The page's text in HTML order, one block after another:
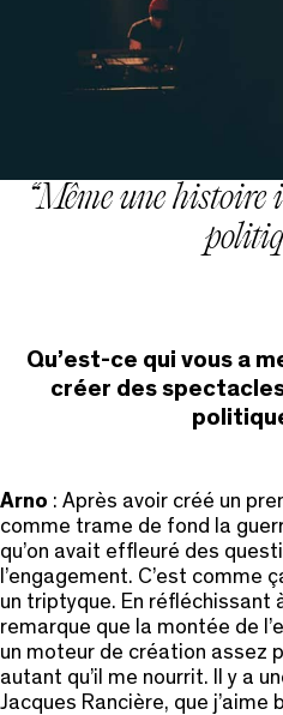
Même une histoire
Qu’est-ce qui vous a
créer des
Arno : Après avoir créé un
comme trame de fond la
qu’on avait effleuré des
l’engagement. C’est comme
un triptyque. En réfléchissant
remarque que la montée de
un moteur de création assez
autant qu’il me nourrit. Il y a
Jacques Rancière, que